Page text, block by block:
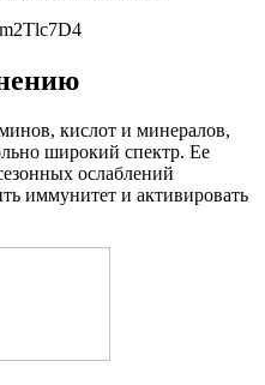
кислот и минералов,
широкий спектр. Ее
ослаблений
иммунитет и активировать